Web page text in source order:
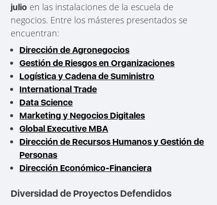
julio en las instalaciones de la escuela de
negocios. Entre los másteres presentados se
encuentran:
Dirección de Agronegocios
Gestión de Riesgos en Organizaciones
Logística y Cadena de Suministro
International Trade
Data Science
Marketing y Negocios Digitales
Global Executive MBA
Dirección de Recursos Humanos y Gestión de
Personas
Dirección Económico-Financiera
Diversidad de Proyectos Defendidos